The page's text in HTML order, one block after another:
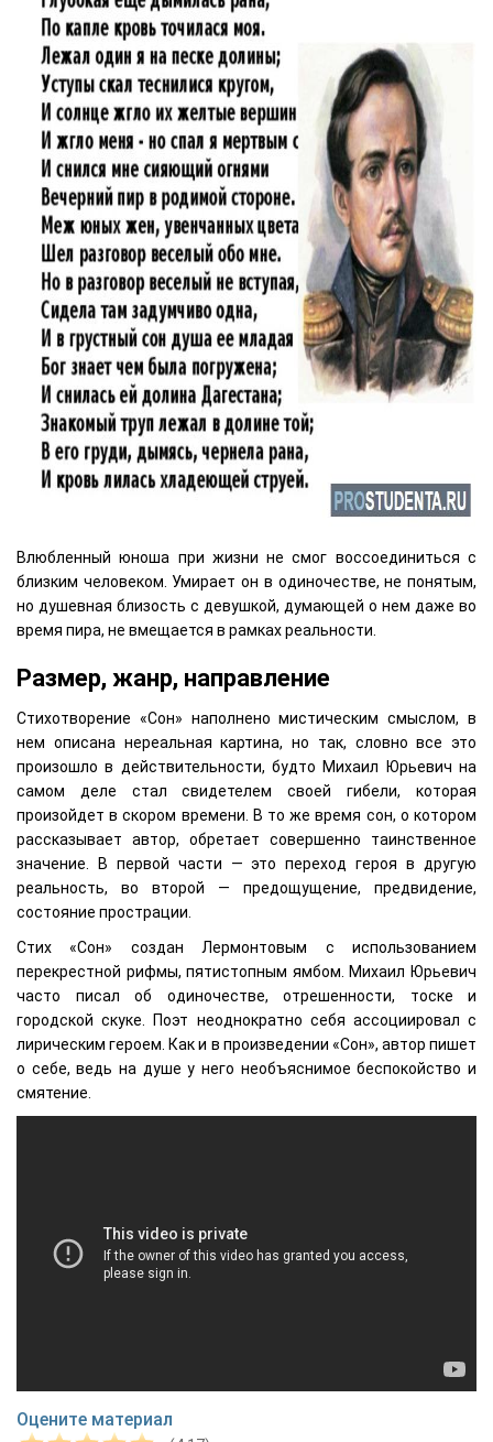
Влюбленный юноша при жизни не смог воссоединиться с
близким человеком. Умирает он в одиночестве, не понятым,
но душевная близость с девушкой, думающей о нем даже во
время пира, не вмещается в рамках реальности.
Размер, жанр, направление
Стихотворение «Сон» наполнено мистическим смыслом, в
нем описана нереальная картина, но так, словно все это
произошло в действительности, будто Михаил Юрьевич на
самом деле стал свидетелем своей гибели, которая
произойдет в скором времени. В то же время сон, о котором
рассказывает автор, обретает совершенно таинственное
значение. В первой части — это переход героя в другую
реальность, во второй — предощущение, предвидение,
состояние прострации.
Стих «Сон» создан Лермонтовым с использованием
перекрестной рифмы, пятистопным ямбом. Михаил Юрьевич
часто писал об одиночестве, отрешенности, тоске и
городской скуке. Поэт неоднократно себя ассоциировал с
лирическим героем. Как и в произведении «Сон», автор пишет
о себе, ведь на душе у него необъяснимое беспокойство и
смятение.
Оцените материал